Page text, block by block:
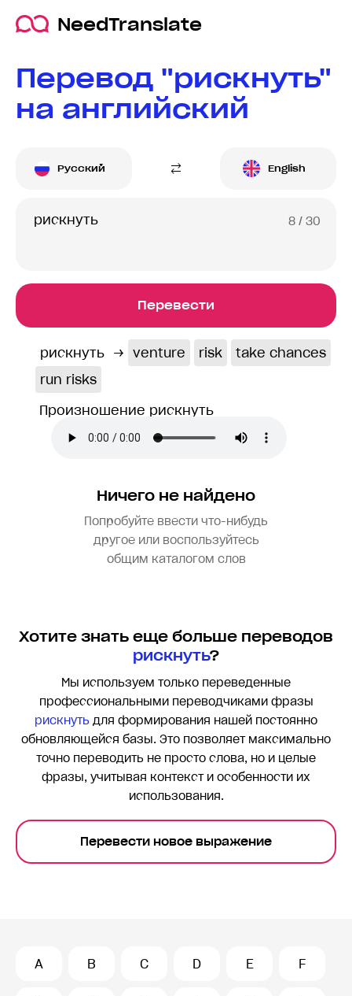
NeedTranslate
Перевод "рискнуть"
на английский
Русский English
8 / 30
Перевести
рискнуть → venture risk
take chances
run risks
Произношение рискнуть
Ничего не найдено
Попробуйте ввести что-нибудь
другое или воспользуйтесь
общим каталогом слов
Хотите знать еще больше переводов
рискнуть?
Мы используем только переведенные
профессиональными переводчиками фразы
рискнуть для формирования нашей постоянно
обновляющейся базы. Это позволяет максимально
точно переводить не просто слова, но и целые
фразы, учитывая контекст и особенности их
использования.
Перевести новое выражение
A B C D E F